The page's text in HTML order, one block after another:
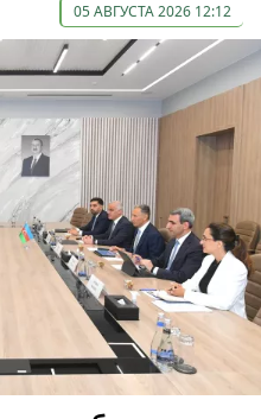
05 АВГУСТА 2026 12:12